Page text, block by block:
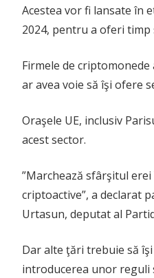
Acestea vor fi lansate în
2024, pentru a oferi timp
Firmele de
ar avea voie să îşi ofere
Oraşele UE, inclusiv
acest sector.
”Marchează sfârşitul
criptoactive”, a declarat
Urtasun, deputat al
Dar alte ţări trebuie să
introducerea unor reguli